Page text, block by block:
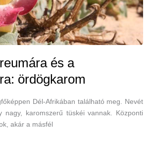
és a
ördögkarom
Dél-Afrikában található meg. Nevét
nagy, karomszerű tüskéi vannak. Központi
akár a másfél